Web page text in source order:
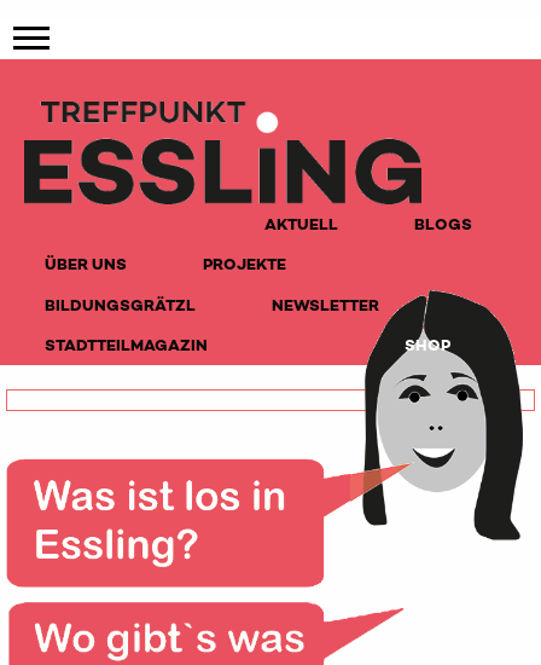
AKTUELL
BLOGS
ÜBER UNS
PROJEKTE
BILDUNGSGRÄTZL
NEWSLETTER
STADTTEILMAGAZIN
SHOP